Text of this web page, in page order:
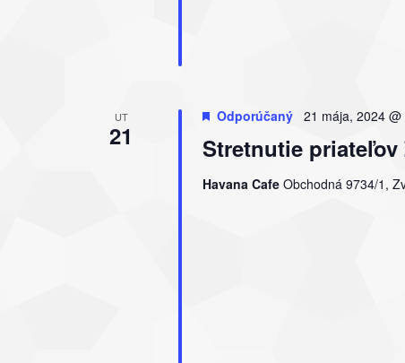
UT
21 Stretnutie priateľov
Odporúčaný 21 mája, 2024 @
Havana CafeObchodná 9734/1,